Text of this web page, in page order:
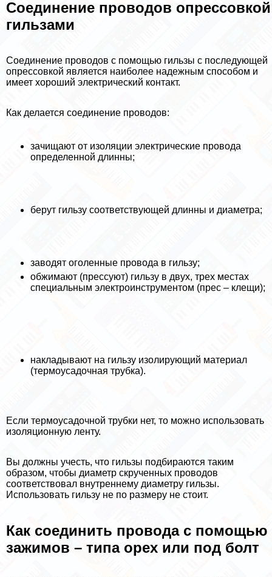
Соединение проводов опрессовкой
гильзами
Соединение проводов с помощью гильзы с последующей
опрессовкой является наиболее надежным способом и
имеет хороший электрический контакт.
Как делается соединение проводов:
зачищают от изоляции электрические провода
определенной длинны;
берут гильзу соответствующей длинны и диаметра;
заводят оголенные провода в гильзу;
обжимают (прессуют) гильзу в двух, трех местах
специальным электроинструментом (прес – клещи);
накладывают на гильзу изолирующий материал
(термоусадочная трубка).
Если термоусадочной трубки нет, то можно использовать
изоляционную ленту.
Вы должны учесть, что гильзы подбираются таким
образом, чтобы диаметр скрученных проводов
соответствовал внутреннему диаметру гильзы.
Использовать гильзу не по размеру не стоит.
Как соединить провода с помощью
зажимов – типа орех или под болт